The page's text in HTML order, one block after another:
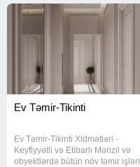
Ev Təmir-Tikinti
Ev Təmir-Tikinti Xidmətləri -
Keyfiyyətli və Etibarlı Mənzil və
obyektlərdə bütün növ təmir işləri